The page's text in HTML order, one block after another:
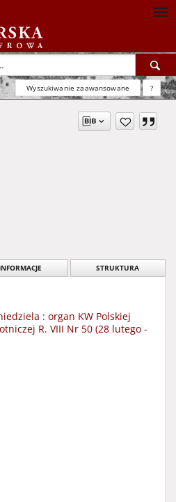
Wyszukiwanie zaawansowane ?
STRUKTURA
: organ KW Polskiej
R. VIII Nr 50 (28 lutego -